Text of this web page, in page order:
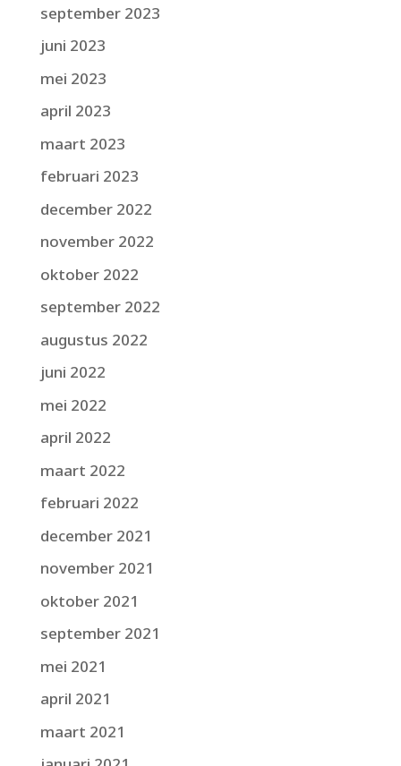
september 2023
juni 2023
mei 2023
april 2023
maart 2023
februari 2023
december 2022
november 2022
oktober 2022
september 2022
augustus 2022
juni 2022
mei 2022
april 2022
maart 2022
februari 2022
december 2021
november 2021
oktober 2021
september 2021
mei 2021
april 2021
maart 2021